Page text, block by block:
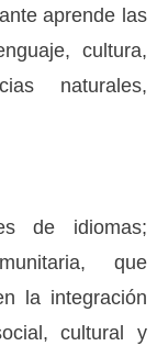
aprende las
cultura,
naturales,
de idiomas;
que
la integración
cultural y